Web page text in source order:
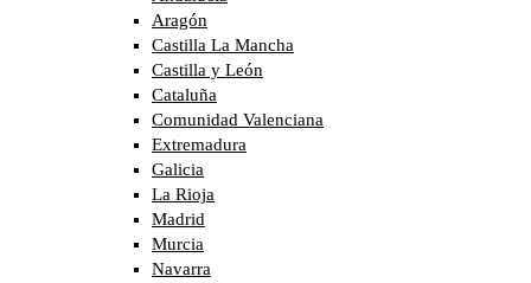
Aragón
Castilla La Mancha
Castilla y León
Cataluña
Comunidad Valenciana
Extremadura
Galicia
La Rioja
Madrid
Murcia
Navarra